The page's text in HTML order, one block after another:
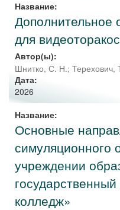
Название:
Дополнительное
для
Автор(ы):
Шнитко, С. Н.; Терехович,
Дата:
2026
Название:
Основные
симуляционного
учреждении
колледж»